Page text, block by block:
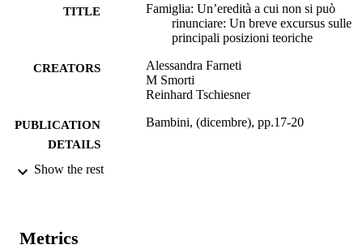
TITLE
Famiglia: Un’eredità a cui non si può
rinunciare: Un breve excursus sulle
principali posizioni teoriche
CREATORS
Alessandra Farneti
M Smorti
Reinhard Tschiesner
PUBLICATION
DETAILS
Bambini, (dicembre), pp.17-20
ISSN
PAGES
Show the rest
Metrics